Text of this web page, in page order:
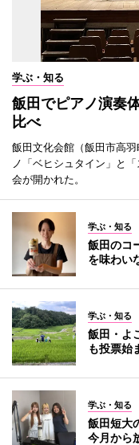
学ぶ・知る
飯田でピアノ演奏
比べ
飯田文化会館（飯田市高
ノ「ベヒシュタイン」と
会が開かれた。
学ぶ・知る
飯田のコ
を味わい
学ぶ・知る
飯田・よ
も投票始
学ぶ・知る
飯田短大
今月から